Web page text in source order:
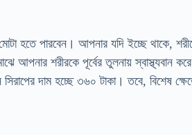
হতে পারবেন। আপনার যদি ইচ্ছে থাকে,
আপনার শরীরকে পূর্বের তুলনায় স্বাস্থ্যবান
দাম হচ্ছে ৩৬০ টাকা। তবে, বিশেষ